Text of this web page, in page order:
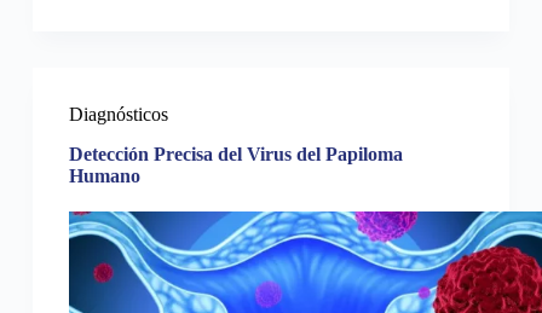
Diagnósticos
Detección Precisa del Virus del Papiloma
Humano